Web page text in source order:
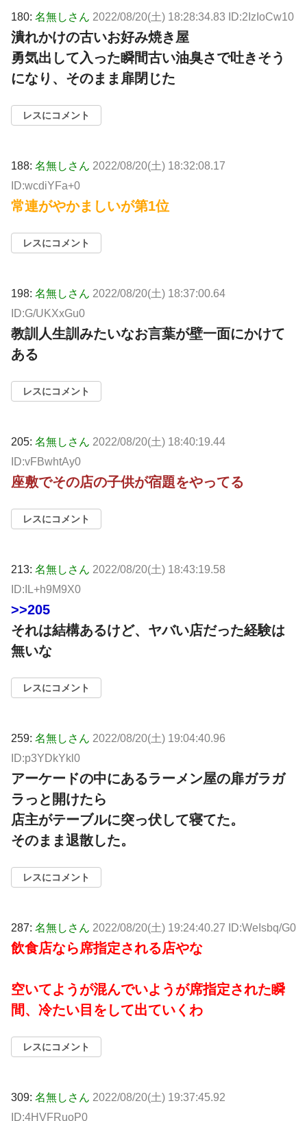
180: 名無しさん 2022/08/20(土) 18:28:34.83 ID:2IzIoCw10
潰れかけの古いお好み焼き屋
勇気出して入った瞬間古い油臭さで吐きそう
になり、そのまま扉閉じた
レスにコメント
188: 名無しさん 2022/08/20(土) 18:32:08.17
ID:wcdiYFa+0
常連がやかましいが第1位
レスにコメント
198: 名無しさん 2022/08/20(土) 18:37:00.64
ID:G/UKXxGu0
教訓人生訓みたいなお言葉が壁一面にかけて
ある
レスにコメント
205: 名無しさん 2022/08/20(土) 18:40:19.44
ID:vFBwhtAy0
座敷でその店の子供が宿題をやってる
レスにコメント
213: 名無しさん 2022/08/20(土) 18:43:19.58
ID:IL+h9M9X0
>>205
それは結構あるけど、ヤバい店だった経験は
無いな
レスにコメント
259: 名無しさん 2022/08/20(土) 19:04:40.96
ID:p3YDkYkl0
アーケードの中にあるラーメン屋の扉ガラガ
ラっと開けたら
店主がテーブルに突っ伏して寝てた。
そのまま退散した。
レスにコメント
287: 名無しさん 2022/08/20(土) 19:24:40.27 ID:WeIsbq/G0
飲食店なら席指定される店やな
空いてようが混んでいようが席指定された瞬
間、冷たい目をして出ていくわ
レスにコメント
309: 名無しさん 2022/08/20(土) 19:37:45.92
ID:4HVFRuoP0